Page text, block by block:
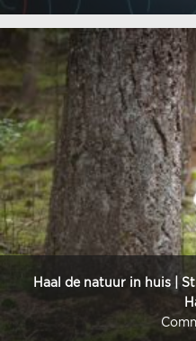
Haal de natuur in huis |